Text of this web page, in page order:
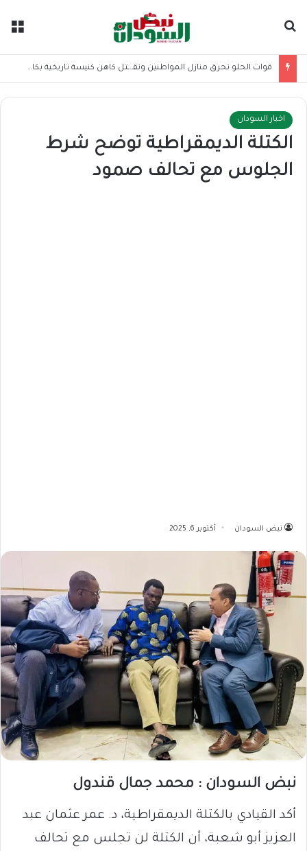
قوات الحلو تحرق منازل المواطنين وتقـ.ـتل كاهن كنيسة تاريخية بكاودا
اخبار السودان
الكتلة الديمقراطية توضح شرط
الجلوس مع تحالف صمود
نبض السودان أكتوبر 6, 2025
نبض السودان : محمد جمال قندول
أكد القيادي بالكتلة الديمقراطية، د. عمر عثمان عبد
العزيز أبو شعبة، أن الكتلة لن تجلس مع تحالف